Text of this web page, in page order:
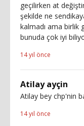
geçilirken at
şekilde ne
kalmadı ama birlik
bunuda çok iyi
14 yıl önce
Atilay ayçin
Atilay bey chp'nin
14 yıl önce